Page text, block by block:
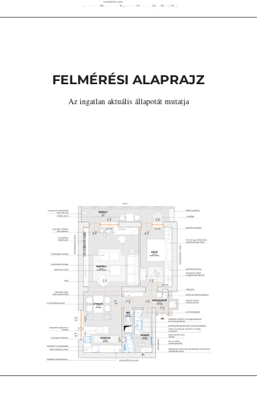
FELMÉRÉSI ALAPRAJZ
Az ingatlan aktuális állapotát mutatja